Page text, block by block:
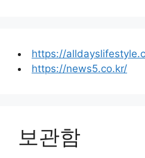
https://
https://news5.co.kr/
보관함